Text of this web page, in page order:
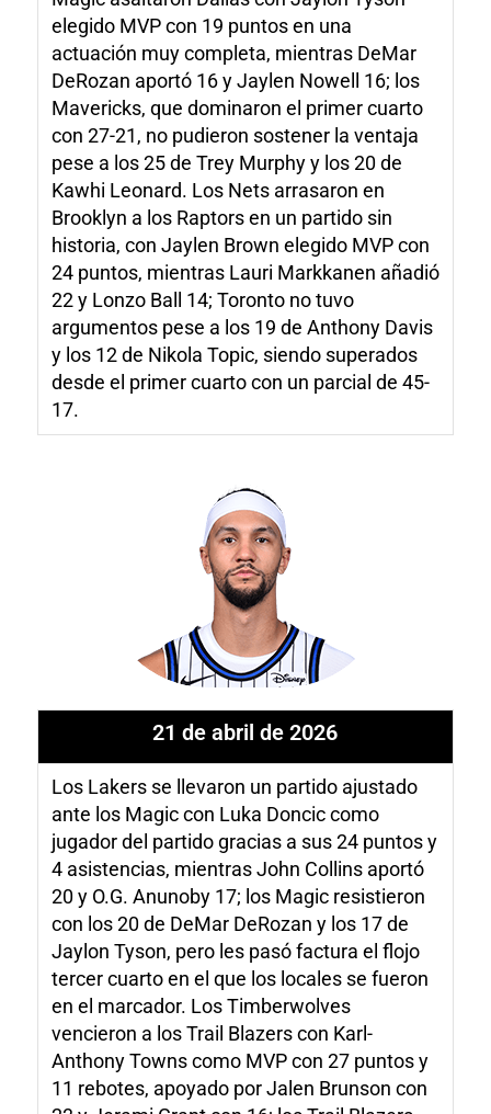
elegido MVP con 19 puntos en una
actuación muy completa, mientras DeMar
DeRozan aportó 16 y Jaylen Nowell 16; los
Mavericks, que dominaron el primer cuarto
con 27-21, no pudieron sostener la ventaja
pese a los 25 de Trey Murphy y los 20 de
Kawhi Leonard. Los Nets arrasaron en
Brooklyn a los Raptors en un partido sin
historia, con Jaylen Brown elegido MVP con
24 puntos, mientras Lauri Markkanen añadió
22 y Lonzo Ball 14; Toronto no tuvo
argumentos pese a los 19 de Anthony Davis
y los 12 de Nikola Topic, siendo superados
desde el primer cuarto con un parcial de 45-
17.
21 de abril de 2026
Los Lakers se llevaron un partido ajustado
ante los Magic con Luka Doncic como
jugador del partido gracias a sus 24 puntos y
4 asistencias, mientras John Collins aportó
20 y O.G. Anunoby 17; los Magic resistieron
con los 20 de DeMar DeRozan y los 17 de
Jaylon Tyson, pero les pasó factura el flojo
tercer cuarto en el que los locales se fueron
en el marcador. Los Timberwolves
vencieron a los Trail Blazers con Karl-
Anthony Towns como MVP con 27 puntos y
11 rebotes, apoyado por Jalen Brunson con